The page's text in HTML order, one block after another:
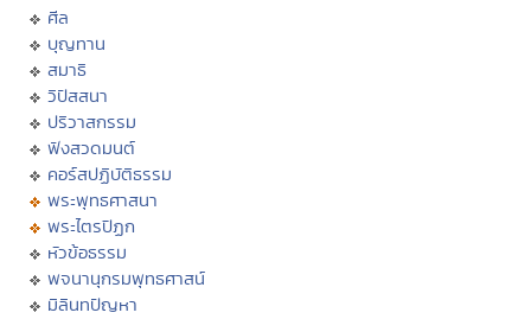
ศีล
บุญทาน
สมาธิ
วิปัสสนา
ปริวาสกรรม
ฟังสวดมนต์
คอร์สปฏิบัติธรรม
พระพุทธศาสนา
พระไตรปิฏก
หัวข้อธรรม
พจนานุกรมพุทธศาสน์
มิลินทปัญหา